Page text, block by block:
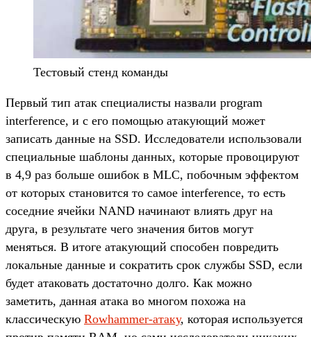
Тестовый стенд команды
Первый тип атак специалисты назвали program
interference, и с его помощью атакующий может
записать данные на SSD. Исследователи использовали
специальные шаблоны данных, которые провоцируют
в 4,9 раз больше ошибок в MLC, побочным эффектом
от которых становится то самое interference, то есть
соседние ячейки NAND начинают влиять друг на
друга, в результате чего значения битов могут
меняться. В итоге атакующий способен повредить
локальные данные и сократить срок службы SSD, если
будет атаковать достаточно долго. Как можно
заметить, данная атака во многом похожа на
классическую Rowhammer-атаку, которая используется